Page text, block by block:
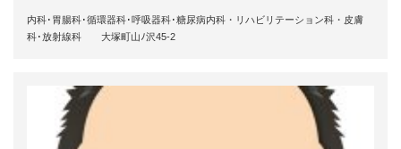
内科･胃腸科･循環器科･呼吸器科･糖尿病内科・リハビリテーション科・皮膚
科･放射線科 大塚町山ﾉ沢45-2